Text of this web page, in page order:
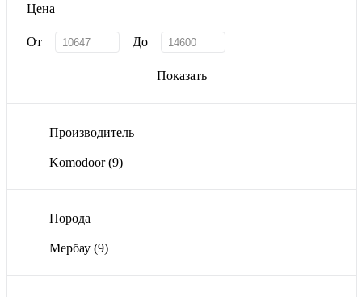
Цена
От До
Показать
Производитель
Komodoor(9)
Порода
Мербау (9)